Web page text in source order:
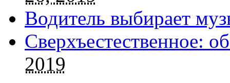
Водитель выбирает
Сверхъестественное:
2019